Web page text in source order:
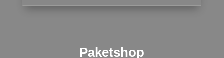
Paketshop